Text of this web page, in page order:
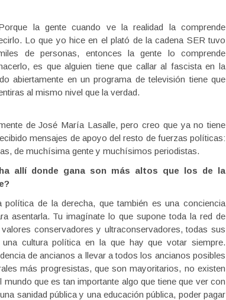
la gente cuando ve la realidad la comprende
Lo que yo hice en el plató de la cadena SER tuvo
de personas, entonces la gente lo comprende
es que alguien tiene que callar al fascista en la
abiertamente en un programa de televisión tiene que
al mismo nivel que la verdad.
de José María Lasalle, pero creo que ya no tiene
mensajes de apoyo del resto de fuerzas políticas:
de muchísima gente y muchísimos periodistas.
allí donde gana son más altos que los de la
de la derecha, que también es una conciencia
asentarla. Tu imagínate lo que supone toda la red de
conservadores y ultraconservadores, todas sus
cultura política en la que hay que votar siempre.
de ancianos a llevar a todos los ancianos posibles
más progresistas, que son mayoritarios, no existen
que es tan importante algo que tiene que ver con
sanidad pública y una educación pública, poder pagar